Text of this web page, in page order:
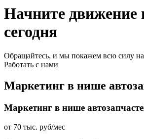
Начните движение
сегодня
Обращайтесь, и мы покажем всю силу
Работать с нами
Маркетинг в нише
Маркетинг в нише
от 70 тыс. руб/мес